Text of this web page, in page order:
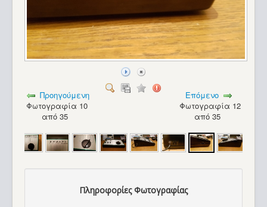
Προηγούμενη
Φωτογραφία 10
από 35
Επόμενο
Φωτογραφία 12
από 35
Πληροφορίες Φωτογραφίας